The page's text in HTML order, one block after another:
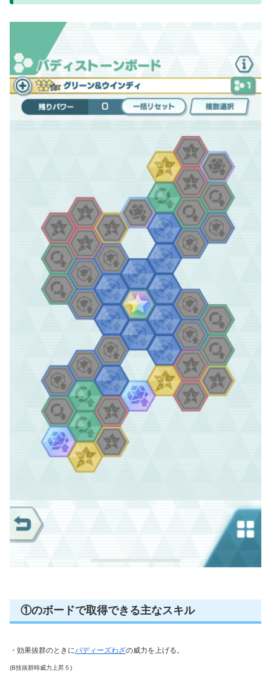
①のボードで取得できる主なスキル
・効果抜群のときにバディーズわざの威力を上げる。
(B技抜群時威力上昇５)